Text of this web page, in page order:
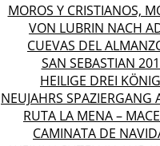
MOROS Y CRISTIANOS,
VON LUBRIN NACH
CUEVAS DEL
SAN SEBASTIAN
HEILIGE DREI
NEUJAHRS SPAZIERGANG
RUTA LA MENA –
CAMINATA DE